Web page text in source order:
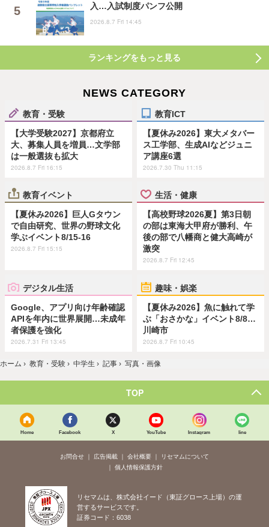
入…入試制度パンフ公開
2026.8.7 Fri 14:45
ランキングをもっと見る
NEWS CATEGORY
教育・受験
【大学受験2027】京都府立
大、募集人員を増員…文学部
は一般選抜も拡大
2026.8.7 Fri 16:15
教育ICT
【夏休み2026】東大メタバー
ス工学部、生成AIなどジュニ
ア講座6選
2026.7.30 Thu 11:15
教育イベント
【夏休み2026】巨人Gタウン
で自由研究、世界の野球文化
学ぶイベント8/15-16
2026.8.7 Fri 15:15
生活・健康
【高校野球2026夏】第3日朝
の部は東海大甲府が勝利、午
後の部で八幡商と健大高崎が
激突
2026.8.7 Fri 12:45
デジタル生活
Google、アプリ向け年齢確認
APIを年内に世界展開…未成年
者保護を強化
2026.7.31 Fri 13:45
趣味・娯楽
【夏休み2026】魚に触れて学
ぶ「おさかな」イベント8/8…
川崎市
2026.8.7 Fri 10:45
ホーム › 教育・受験 › 中学生 › 記事 › 写真・画像
TOP
Home Facebook X YouTube Instagram line
お問合せ 広告掲載 会社概要
リセマムについて
個人情報保護方針
リセマムは、株式会社イード（東証グロース上場）の運
営するサービスです。
証券コード：6038